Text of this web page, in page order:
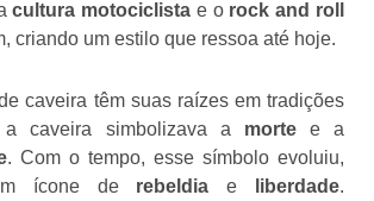
cultura motociclista e o rock and roll
criando um estilo que ressoa até hoje.
caveira têm suas raízes em tradições
a caveira simbolizava a mortee a
. Com o tempo, esse símbolo evoluiu,
ícone de rebeldia e liberdade.